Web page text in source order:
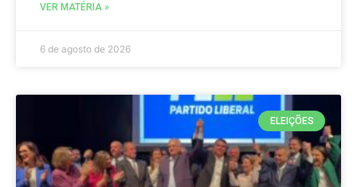
VER MATÉRIA »
6 de agosto de 2026
ELEIÇÕES